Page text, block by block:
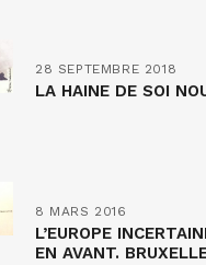
28 SEPTEMBRE 2018
LA HAINE DE SOI
8 MARS 2016
L’EUROPE
EN AVANT.